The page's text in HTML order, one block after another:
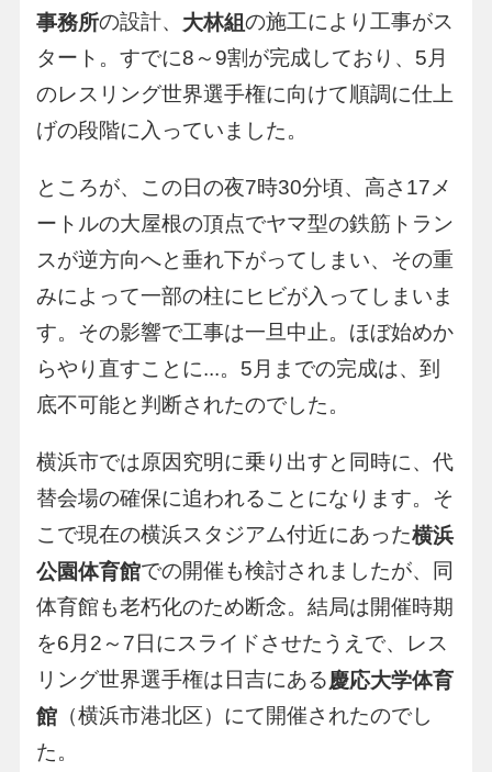
事務所の設計、 大林組の施工により工事がス
タート。すでに8～9割が完成しており、5月
のレスリング世界選手権に向けて順調に仕上
げの段階に入っていました。
ところが、この日の夜7時30分頃、高さ17メ
ートルの大屋根の頂点でヤマ型の鉄筋トラン
スが逆方向へと垂れ下がってしまい、その重
みによって一部の柱にヒビが入ってしまいま
す。その影響で工事は一旦中止。ほぼ始めか
らやり直すことに...。5月までの完成は、到
底不可能と判断されたのでした。
横浜市では原因究明に乗り出すと同時に、代
替会場の確保に追われることになります。そ
こで現在の横浜スタジアム付近にあった横浜
公園体育館での開催も検討されましたが、同
体育館も老朽化のため断念。結局は開催時期
を6月2～7日にスライドさせたうえで、レス
リング世界選手権は日吉にある慶応大学体育
館（横浜市港北区）にて開催されたのでし
た。